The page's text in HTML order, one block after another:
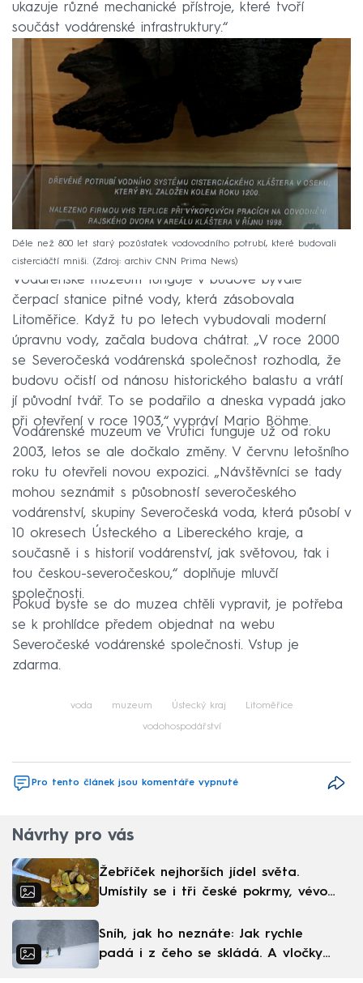
ukazuje různé mechanické přístroje, které tvoří
součást vodárenské infrastruktury.“
Déle než 800 let starý pozůstatek vodovodního potrubí, které budovali
cisterciáčtí mniši.
Zdroj: archiv CNN Prima News
Vodárenské muzeum funguje v budově bývalé
čerpací stanice pitné vody, která zásobovala
Litoměřice. Když tu po letech vybudovali moderní
úpravnu vody, začala budova chátrat. „V roce 2000
se Severočeská vodárenská společnost rozhodla, že
budovu očistí od nánosu historického balastu a vrátí
jí původní tvář. To se podařilo a dneska vypadá jako
při otevření v roce 1903,“ vypráví Mario Böhme.
Vodárenské muzeum ve Vrutici funguje už od roku
2003, letos se ale dočkalo změny. V červnu letošního
roku tu otevřeli novou expozici. „Návštěvníci se tady
mohou seznámit s působností severočeského
vodárenství, skupiny Severočeská voda, která působí v
10 okresech Ústeckého a Libereckého kraje, a
současně i s historií vodárenství, jak světovou, tak i
tou českou-severočeskou,“ doplňuje mluvčí
společnosti.
Pokud byste se do muzea chtěli vypravit, je potřeba
se k prohlídce předem objednat na webu
Severočeské vodárenské společnosti. Vstup je
zdarma.
voda muzeum Ústecký kraj Litoměřice
vodohospodářství
Pro tento článek jsou komentáře vypnuté
Návrhy pro vás
Žebříček nejhorších jídel světa.
Umístily se i tři české pokrmy, vévodí
Sníh, jak ho neznáte: Jak rychle
padá i z čeho se skládá. A vločky